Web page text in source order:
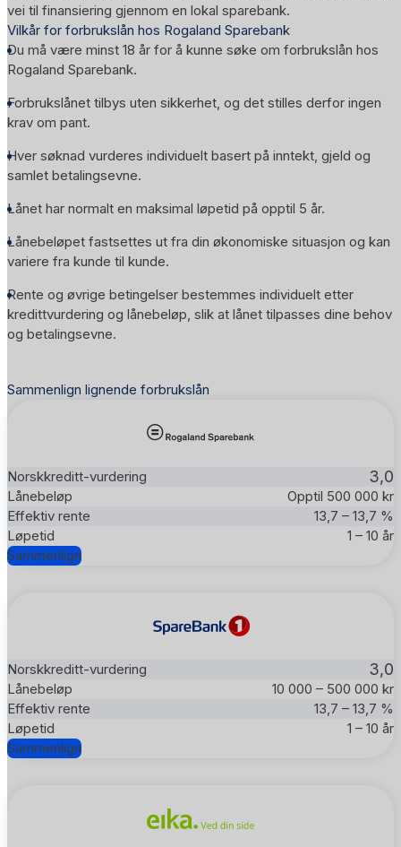
vei til finansiering gjennom en lokal sparebank.
Vilkår for forbrukslån hos Rogaland Sparebank
Du må være minst 18 år for å kunne søke om forbrukslån hos
Rogaland Sparebank.
Forbrukslånet tilbys uten sikkerhet, og det stilles derfor ingen
krav om pant.
Hver søknad vurderes individuelt basert på inntekt, gjeld og
samlet betalingsevne.
Lånet har normalt en maksimal løpetid på opptil 5 år.
Lånebeløpet fastsettes ut fra din økonomiske situasjon og kan
variere fra kunde til kunde.
Rente og øvrige betingelser bestemmes individuelt etter
kredittvurdering og lånebeløp, slik at lånet tilpasses dine behov
og betalingsevne.
Sammenlign lignende forbrukslån
3,0
Opptil 500 000 kr
13,7 – 13,7 %
1 – 10 år
Sammenlign
3,0
10 000 – 500 000 kr
13,7 – 13,7 %
1 – 10 år
Sammenlign